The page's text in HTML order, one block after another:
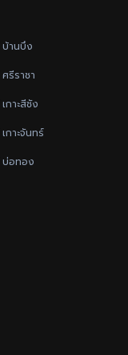
บ้านบึง
ศรีราชา
เกาะสีชัง
เกาะจันทร์
บ่อทอง